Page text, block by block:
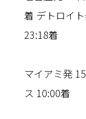
着 デトロイ
23:18着
マイアミ発
ス 10:00着